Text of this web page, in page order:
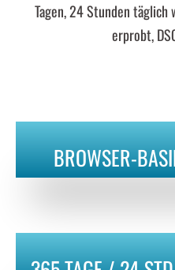
Tagen, 24 Stunden
erprobt,
BROWSER-